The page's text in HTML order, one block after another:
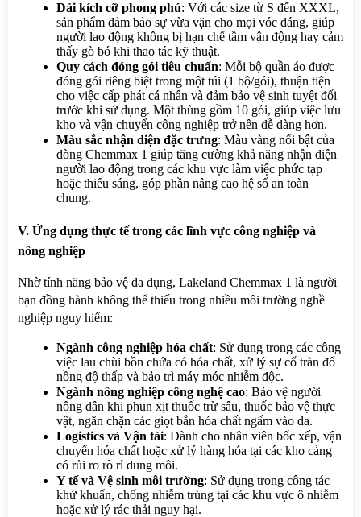
Dải kích cỡ phong phú: Với các size từ S đến XXXL,
sản phẩm đảm bảo sự vừa vặn cho mọi vóc dáng, giúp
người lao động không bị hạn chế tầm vận động hay cảm
thấy gò bó khi thao tác kỹ thuật.
Quy cách đóng gói tiêu chuẩn: Mỗi bộ quần áo được
đóng gói riêng biệt trong một túi (1 bộ/gói), thuận tiện
cho việc cấp phát cá nhân và đảm bảo vệ sinh tuyệt đối
trước khi sử dụng. Một thùng gồm 10 gói, giúp việc lưu
kho và vận chuyển công nghiệp trở nên dễ dàng hơn.
Màu sắc nhận diện đặc trưng: Màu vàng nổi bật của
dòng Chemmax 1 giúp tăng cường khả năng nhận diện
người lao động trong các khu vực làm việc phức tạp
hoặc thiếu sáng, góp phần nâng cao hệ số an toàn
chung.
V. Ứng dụng thực tế trong các lĩnh vực công nghiệp và
nông nghiệp
Nhờ tính năng bảo vệ đa dụng, Lakeland Chemmax 1 là người
bạn đồng hành không thể thiếu trong nhiều môi trường nghề
nghiệp nguy hiểm:
Ngành công nghiệp hóa chất: Sử dụng trong các công
việc lau chùi bồn chứa có hóa chất, xử lý sự cố tràn đổ
nồng độ thấp và bảo trì máy móc nhiễm độc.
Ngành nông nghiệp công nghệ cao: Bảo vệ người
nông dân khi phun xịt thuốc trừ sâu, thuốc bảo vệ thực
vật, ngăn chặn các giọt bắn hóa chất ngấm vào da.
Logistics và Vận tải: Dành cho nhân viên bốc xếp, vận
chuyển hóa chất hoặc xử lý hàng hóa tại các kho cảng
có rủi ro rò rỉ dung môi.
Y tế và Vệ sinh môi trường: Sử dụng trong công tác
khử khuẩn, chống nhiễm trùng tại các khu vực ô nhiễm
hoặc xử lý rác thải nguy hại.